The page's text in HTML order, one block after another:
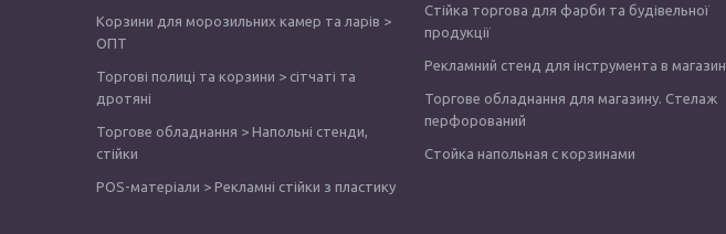
Корзини для морозильних камер та ларів >
ОПТ
Торгові полиці та корзини > сітчаті та
дротяні
Торгове обладнання > Напольні стенди,
стійки
POS-матеріали > Рекламні стійки з пластику
Стійка торгова для фарби та будівельної
продукції
Рекламний стенд для інструмента в магазин
Торгове обладнання для магазину. Стелаж
перфорований
Стойка напольная с корзинами